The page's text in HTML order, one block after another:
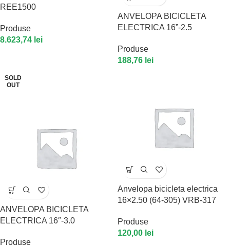
REE1500
Produse
8.623,74 lei
ANVELOPA BICICLETA
ELECTRICA 16”-2.5
Produse
188,76 lei
SOLD
OUT
ANVELOPA BICICLETA
ELECTRICA 16″-3.0
Produse
Anvelopa bicicleta electrica
16×2.50 (64-305) VRB-317
Produse
120,00 lei